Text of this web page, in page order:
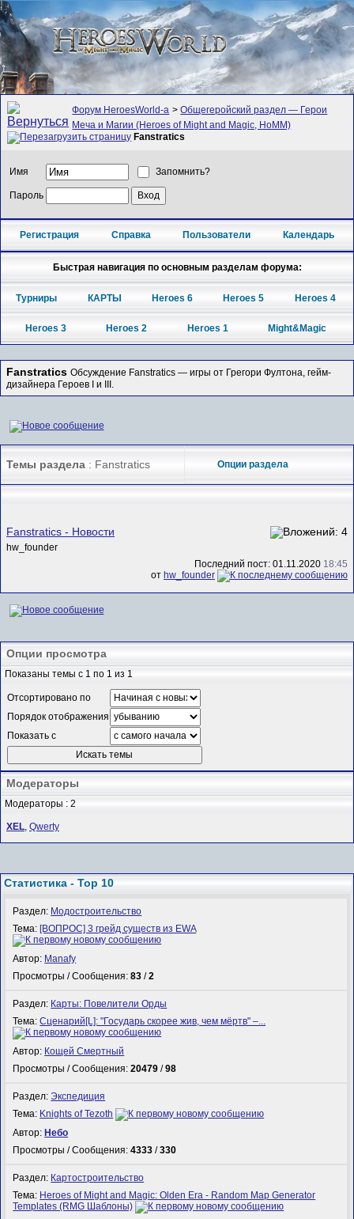
Форум HeroesWorld-а >Общегеройский раздел — Герои
Меча и Магии (Heroes of Might and Magic, HoMM)
Fanstratics
Имя Запомнить?
Пароль
Регистрация Справка Пользователи Календарь
Быстрая навигация по основным разделам форума:
Турниры КАРТЫ Heroes 6 Heroes 5 Heroes 4
Heroes 3 Heroes 2 Heroes 1 Might&Magic
Fanstratics Обсуждение Fanstratics — игры от Грегори Фултона, гейм-
дизайнера Героев I и III.
Темы раздела : Fanstratics Опции раздела
Fanstratics - Новости
hw_founder
Последний пост: 01.11.2020 18:45
от hw_founder
Опции просмотра
Показаны темы с 1 по 1 из 1
Отсортировано по
Порядок отображения
Показать с
Модераторы
Модераторы : 2
XEL, Qwerty
Статистика - Top 10
Раздел: Модостроительство
Тема: [ВОПРОС] 3 грейд существ из EWA
Автор: Manafy
Просмотры / Сообщения:83 /2
Раздел: Карты: Повелители Орды
Тема:Сценарий[L]: "Государь скорее жив, чем мёртв" –...
Автор: Кощей Смертный
Просмотры / Сообщения:20479 /98
Раздел:Экспедиция
Тема: Knights of Tezoth
Автор: Небо
Просмотры / Сообщения:4333 /330
Раздел: Картостроительство
Тема: Heroes of Might and Magic: Olden Era - Random Map Generator
Templates (RMG Шаблоны)